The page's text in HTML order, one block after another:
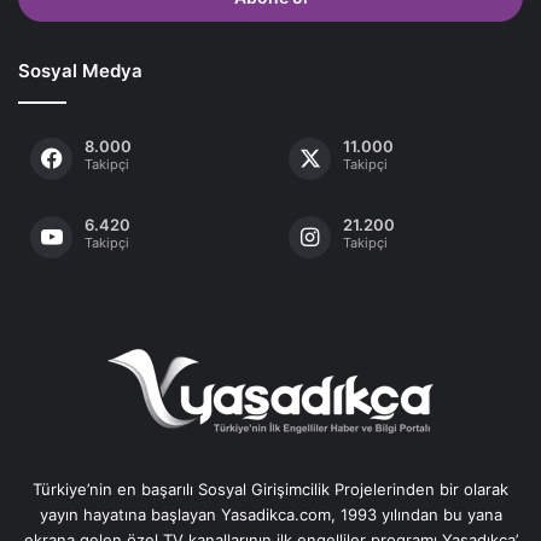
Sosyal Medya
8.000
Takipçi
11.000
Takipçi
6.420
Takipçi
21.200
Takipçi
Türkiye’nin en başarılı Sosyal Girişimcilik Projelerinden bir olarak
yayın hayatına başlayan Yasadikca.com, 1993 yılından bu yana